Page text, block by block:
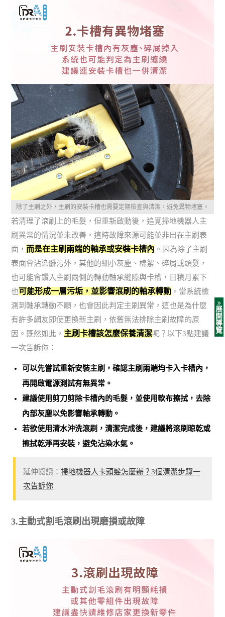
除了主刷之外，主刷的安裝卡槽也需要定期檢查與清潔，避免異物堵塞。
若清理了滾刷上的毛髮，但重新啟動後，追覓掃地機器人主
刷異常的情況並未改善，這時故障來源可能並非出在主刷表
面， 而是在主刷兩端的軸承或安裝卡槽內 。因為除了主刷
表面會沾染髒污外，其他的細小灰塵、棉絮、碎屑或頭髮，
也可能會鑽入主刷兩側的轉動軸承縫隙與卡槽，日積月累下
也可能形成一層污垢，並影響滾刷的軸承轉動 。當系統檢
測到軸承轉動不順，也會因此判定主刷異常，這也是為什麼
有許多網友即使更換新主刷，依舊無法排除主刷故障的原
因。既然如此， 主刷卡槽該怎麼保養清潔呢？以下3點建議
一次告訴你：
可以先嘗試重新安裝主刷，確認主刷兩端均卡入卡槽內，
再開啟電源測試有無異常。
建議使用剪刀剪除卡槽內的毛髮，並使用軟布擦拭，去除
內部灰塵以免影響軸承轉動。
若欲使用清水沖洗滾刷，清潔完成後，建議將滾刷晾乾或
擦拭乾淨再安裝，避免沾染水氣。
延伸閱讀：掃地機器人卡頭髮怎麼辦？3個清潔步驟一
次告訴你
3.主動式割毛滾刷出現磨損或故障
展
開
導
覽